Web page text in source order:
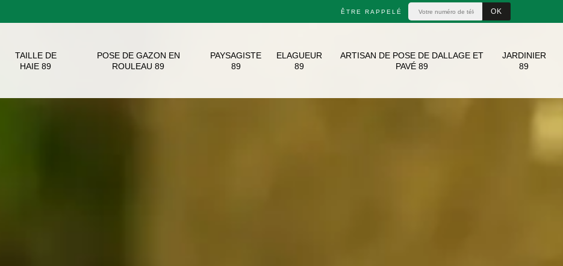
ÊTRE RAPPELÉ
TAILLE DE
HAIE 89
POSE DE GAZON EN
ROULEAU 89
PAYSAGISTE
89
ELAGUEUR
89
ARTISAN DE POSE DE DALLAGE ET
PAVÉ 89
JARDINIER
89